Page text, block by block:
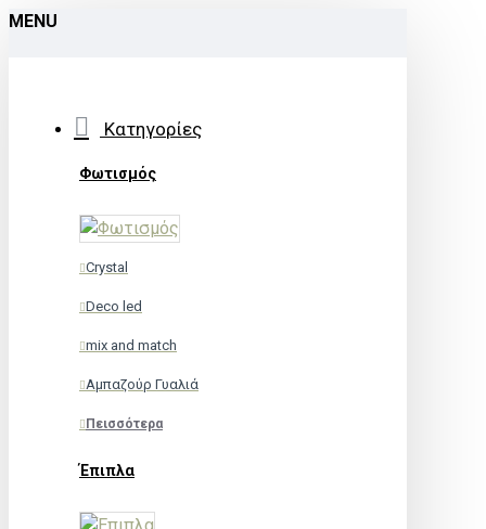
MENU
Κατηγορίες
Φωτισμός
Crystal
Deco led
mix and match
Αμπαζούρ Γυαλιά
Πεισσότερα
Έπιπλα